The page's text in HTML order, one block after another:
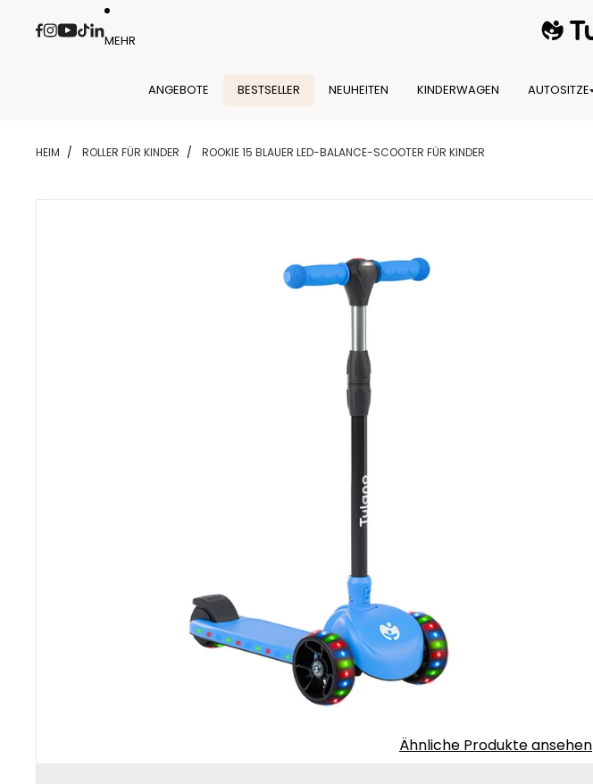
Direkt zum Inhalt
MEHR
ANGEBOTE BESTSELLER NEUHEITEN KINDERWAGEN AUTOSITZE
HEIM ROLLER FÜR KINDER ROOKIE 15 BLAUER LED-BALANCE-SCOOTER FÜR KINDER
Ähnliche Produkte ansehen